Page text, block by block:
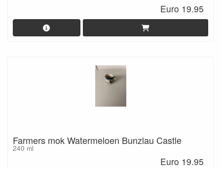
Euro 19.95
Farmers mok Watermeloen Bunzlau Castle
240 ml
Euro 19.95